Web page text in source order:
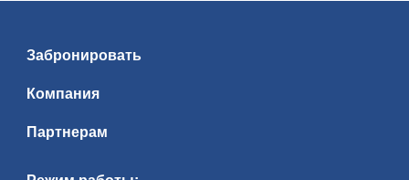
Забронировать
Компания
Партнерам